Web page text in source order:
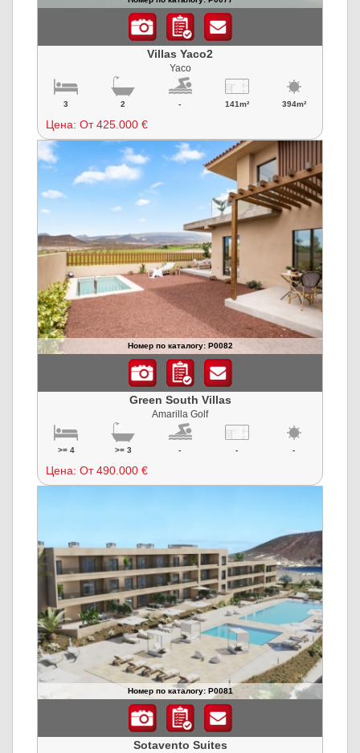
Villas Yaco2
Yaco
3 2 - 141m² 394m²
Цена: От 425.000 €
Номер по каталогу: P0082
Green South Villas
Amarilla Golf
>= 4 >= 3 - - -
Цена: От 490.000 €
Номер по каталогу: P0081
Sotavento Suites